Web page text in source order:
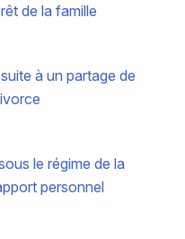
de la famille
à un partage de
le régime de la
personnel